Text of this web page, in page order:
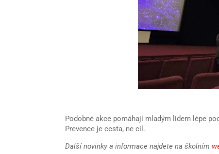
Podobné akce pomáhají mladým lidem lépe
Prevence je cesta, ne cíl.
Další novinky a informace najdete na školním